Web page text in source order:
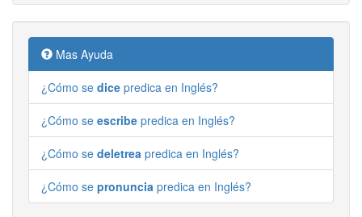
Mas Ayuda
¿Cómo se dice predica en Inglés?
¿Cómo se escribe predica en Inglés?
¿Cómo se deletrea predica en Inglés?
¿Cómo se pronuncia predica en Inglés?